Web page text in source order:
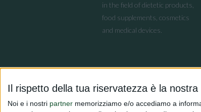
Il rispetto della tua riservatezza è la nostra
Noi e i nostri partner memorizziamo e/o accediamo a
in the field of dietetic products,
food supplements, cosmetics
and medical devices.